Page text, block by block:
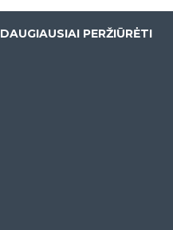
DAUGIAUSIAI PERŽIŪRĖTI